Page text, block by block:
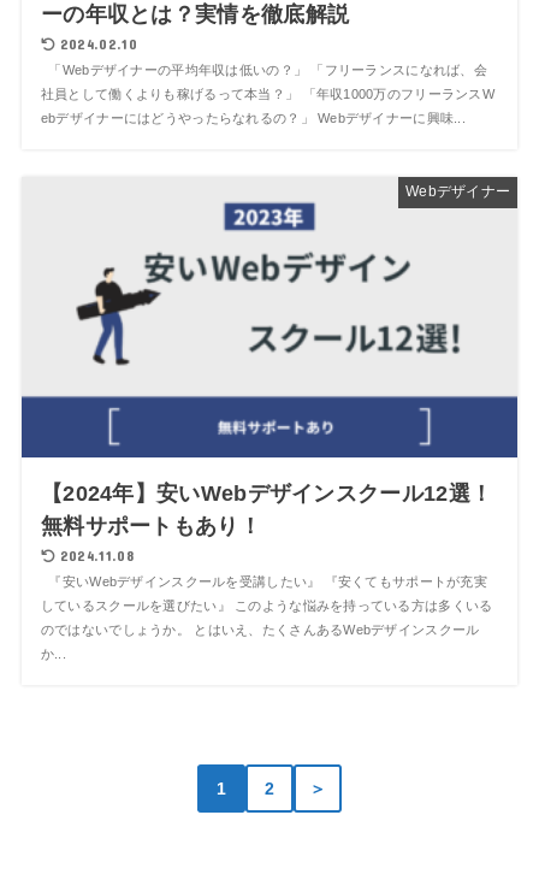
ーの年収とは？実情を徹底解説
2024.02.10
「Webデザイナーの平均年収は低いの？」 「フリーランスになれば、会
社員として働くよりも稼げるって本当？」 「年収1000万のフリーランスW
ebデザイナーにはどうやったらなれるの？」 Webデザイナーに興味...
Webデザイナー
【2024年】安いWebデザインスクール12選！
無料サポートもあり！
2024.11.08
『安いWebデザインスクールを受講したい』 『安くてもサポートが充実
しているスクールを選びたい』 このような悩みを持っている方は多くいる
のではないでしょうか。 とはいえ、たくさんあるWebデザインスクール
か...
1 2 ＞